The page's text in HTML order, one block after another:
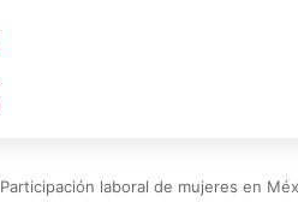
Participación laboral de mujeres en